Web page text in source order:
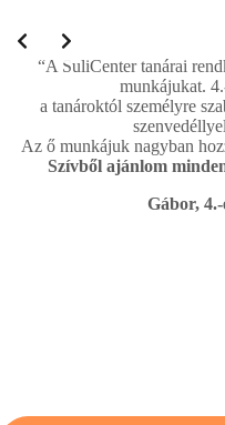
“A SuliCenter tanárai
munkájukat.
a tanároktól személyre
Az ő munkájuk nagyban
Szívből ajánlom
Gábor,